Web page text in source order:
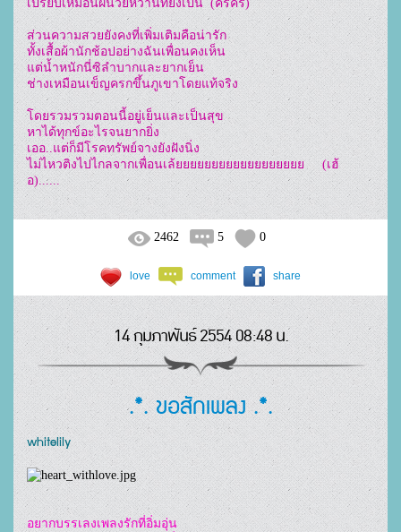
เปรียบเหมือนฝันวัยหวานที่ยังเป็น  (คริคริ)
ส่วนความสวยยังคงที่เพิ่มเติมคือน่ารัก
ทั้งเสื้อผ้านักช้อปอย่างฉันเพื่อนคงเห็น
แต่น้ำหนักนี่ซิลำบากและยากเย็น
ช่างเหมือนเข็ญครกขึ้นภูเขาโดยแท้จริง
โดยรวมรวมตอนนี้อยู่เย็นและเป็นสุข
หาได้ทุกข์อะไรจนยากยิ่ง
เออ..แต่ก็มีโรคทรัพย์จางยังฝังนิ่ง
ไม่ไหวติงไปไกลจากเพื่อนเล้ยยยยยยยยยยยยยยยยยย     (เฮ้
อ)......
2462 5 0
love comment share
14 กุมภาพันธ์ 2554 08:48 น.
.*. ขอสักเพลง .*.
whitelily
อยากบรรเลงเพลงรักที่อิ่มอุ่น